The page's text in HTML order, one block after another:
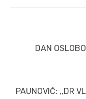
navigation
Previous
DAN
Next
PAUNOVIĆ: ,,DR